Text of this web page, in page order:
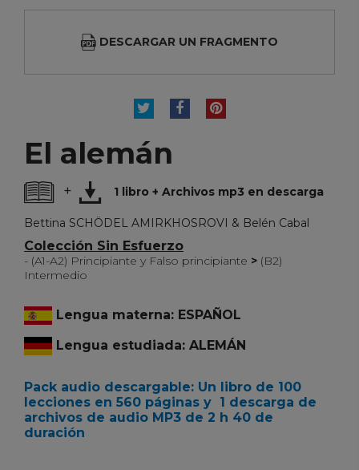
DESCARGAR UN FRAGMENTO
TUITEARCOMPARTIR
PINTEREST
El alemán
+ 1 libro + Archivos mp3 en descarga
Bettina SCHÖDEL AMIRKHOSROVI & Belén Cabal
Colección Sin Esfuerzo
- (A1-A2) Principiante y Falso principiante > (B2)
Intermedio
Lengua materna: ESPAÑOL
Lengua estudiada: ALEMÁN
Pack audio descargable: Un libro de 100
lecciones en 560 páginas y 1 descarga de
archivos de audio MP3 de 2 h 40 de
duración